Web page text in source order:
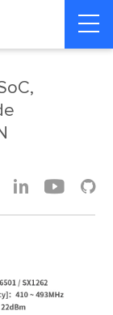
del producto
  